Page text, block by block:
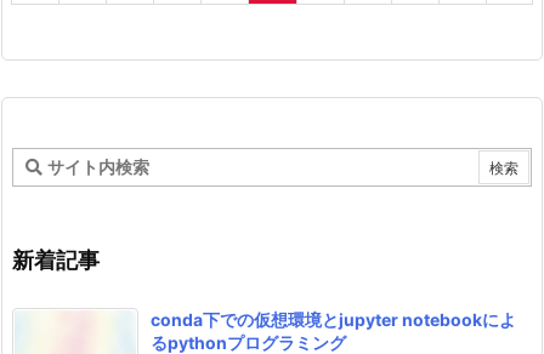
新着記事
conda下での仮想環境とjupyter notebookによ
るpythonプログラミング